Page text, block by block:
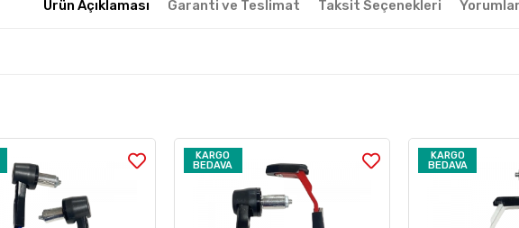
Ürün Açıklaması Garanti ve Teslimat Taksit Seçenekleri Yorumlar
KARGO
BEDAVA
KARGO
BEDAVA